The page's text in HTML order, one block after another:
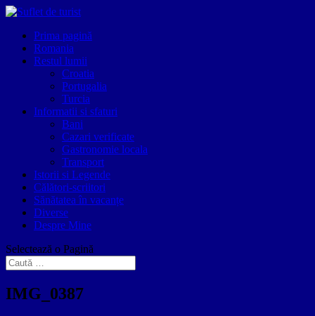
Prima pagină
Romania
Restul lumii
Croatia
Portugalia
Turcia
Informatii si sfaturi
Bani
Cazari verificate
Gastronomie locala
Transport
Istorii si Legende
Călători-scriitori
Sănătatea în vacanțe
Diverse
Despre Mine
Selectează o Pagină
IMG_0387